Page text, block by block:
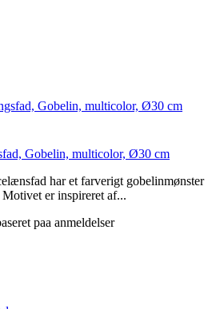
Gobelin, multicolor, Ø30 cm
har et farverigt gobelinmønster
er inspireret af...
paa anmeldelser